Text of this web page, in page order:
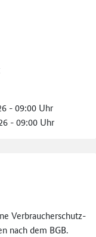
- 09:00 Uhr
- 09:00 Uhr
Verbraucher­schutz­
nach dem BGB.